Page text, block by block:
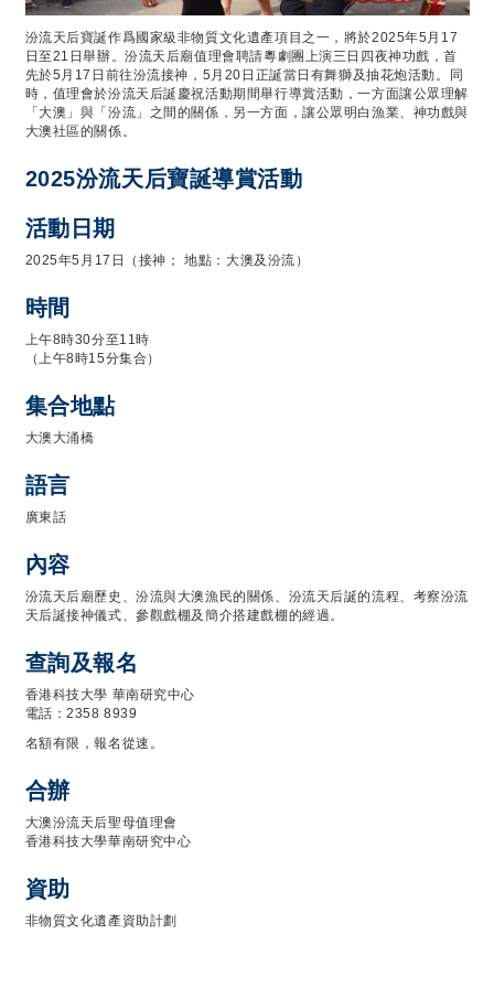
汾流天后寶誕作爲國家級非物質文化遺產項目之一，將於2025年5月17
日至21日舉辦。汾流天后廟值理會聘請粵劇團上演三日四夜神功戲，首
先於5月17日前往汾流接神，5月20日正誕當日有舞獅及抽花炮活動。同
時，值理會於汾流天后誕慶祝活動期間舉行導賞活動，一方面讓公眾理解
「大澳」與「汾流」之間的關係，另一方面，讓公眾明白漁業、神功戲與
大澳社區的關係。
2025汾流天后寶誕導賞活動
活動日期
2025年5月17日（接神； 地點：大澳及汾流）
時間
上午8時30分至11時
（上午8時15分集合）
集合地點
大澳大涌橋
語言
廣東話
內容
汾流天后廟歷史、汾流與大澳漁民的關係、汾流天后誕的流程、考察汾流
天后誕接神儀式、參觀戲棚及簡介搭建戲棚的經過。
查詢及報名
香港科技大學 華南研究中心
電話：2358 8939
名額有限，報名從速。
合辦
大澳汾流天后聖母值理會
香港科技大學華南研究中心
資助
非物質文化遺產資助計劃